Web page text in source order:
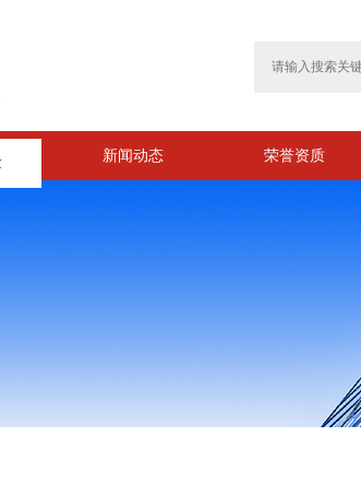
新闻动态 荣誉资质